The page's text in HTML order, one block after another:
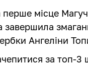
перше місце
завершила
Ангеліни
за топ-3